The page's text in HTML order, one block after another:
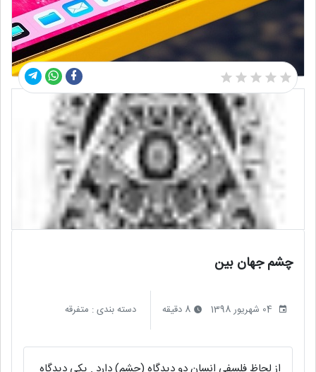
ثبت ایده
چشم جهان بین
04 شهریور 1398 8 دقیقه دسته بندی : متفرقه